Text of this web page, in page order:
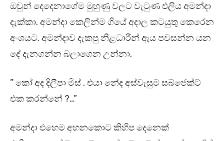
ඔවුන් දෙදෙනාගේම මුහුණු වලට වැටුණ එලිය අමන්දා
දැක්කා. අමන්දා කෙලින්ම ගියේ අදාල කටයුතු කෙරෙන
අංශයට. අමන්දාව දැකපු නිළධාරින් ඇය පවසන්න යන
දේ දැනගන්න බලාගෙන උන්නා.
” කෝ අද දිලීපා මිස් . එයා නේද අස්වැසුම සබ්ජෙක්ට්
එක කරන්නේ ?…”
අමන්දා එහෙම අහනකොට කිහිප දෙනෙක්